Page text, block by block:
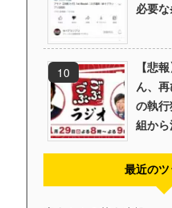
必要
【悲
ん、
の執
組か
最近のツ